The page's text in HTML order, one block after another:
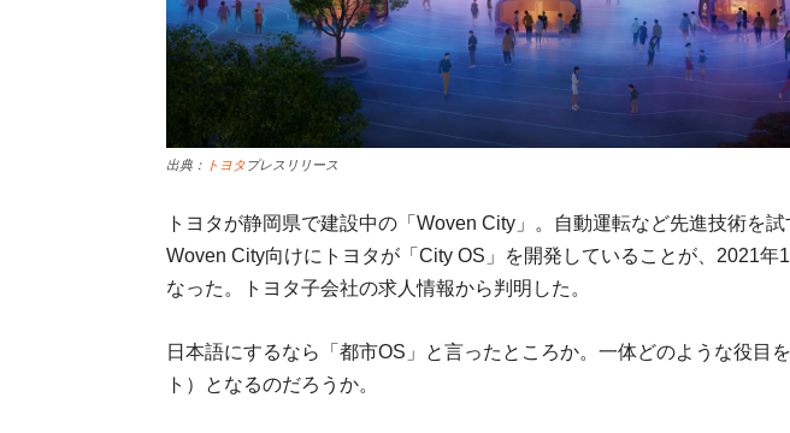
出典： トヨタプレスリリース
トヨタが静岡県で建設中の「Woven City」。自動運転など先進技術を
Woven City向けにトヨタが「City OS」を開発していることが、2021年
なった。トヨタ子会社の求人情報から判明した。
日本語にするなら「都市OS」と言ったところか。一体どのような役目
ト）となるのだろうか。